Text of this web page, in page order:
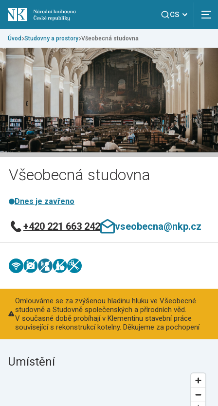
CS
Úvod Studovny a prostory Všeobecná studovna
Všeobecná studovna
Dnes je zavřeno
+420 221 663 242 vseobecna@nkp.cz
Omlouváme se za zvýšenou hladinu hluku ve Všeobecné
studovně a Studovně společenských a přírodních věd.
V současné době probíhají v Klementinu stavební práce
související s rekonstrukcí kotelny. Děkujeme za pochopení
Umístění